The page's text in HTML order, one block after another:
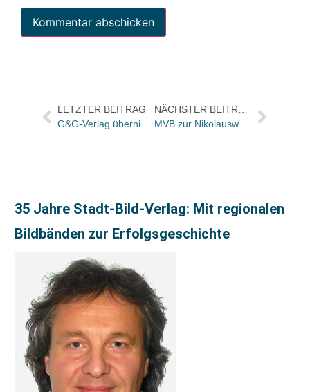
LETZTER BEITRAG
G&G-Verlag übernimmt Annette Betz und Ueberreuter Kinder- und Jugendbuch
35 Jahre Stadt-Bild-Verlag: Mit regionalen
Bildbänden zur Erfolgsgeschichte